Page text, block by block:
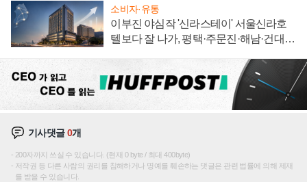
소비자·유통
이부진 야심작 '신라스테이' 서울신라호
텔보다 잘 나가, 평택·주문진·해남·건대로
기사댓글0개
200자까지 쓰실 수 있습니다. (현재 0 byte / 최대 400byte)
저작권 등 다른 사람의 권리를 침해하거나 명예를 훼손하는 댓글은 관련 법률에 의해 제재
를 받을 수 있습니다.